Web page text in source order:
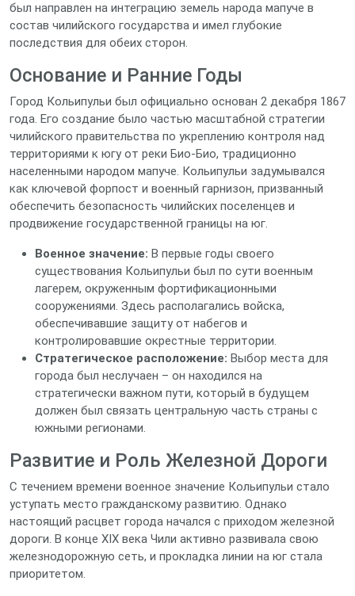
был направлен на интеграцию земель народа мапуче в
состав чилийского государства и имел глубокие
последствия для обеих сторон.
Основание и Ранние Годы
Город Кольипульи был официально основан 2 декабря 1867
года. Его создание было частью масштабной стратегии
чилийского правительства по укреплению контроля над
территориями к югу от реки Био-Био, традиционно
населенными народом мапуче. Кольипульи задумывался
как ключевой форпост и военный гарнизон, призванный
обеспечить безопасность чилийских поселенцев и
продвижение государственной границы на юг.
Военное значение: В первые годы своего
существования Кольипульи был по сути военным
лагерем, окруженным фортификационными
сооружениями. Здесь располагались войска,
обеспечивавшие защиту от набегов и
контролировавшие окрестные территории.
Стратегическое расположение: Выбор места для
города был неслучаен – он находился на
стратегически важном пути, который в будущем
должен был связать центральную часть страны с
южными регионами.
Развитие и Роль Железной Дороги
С течением времени военное значение Кольипульи стало
уступать место гражданскому развитию. Однако
настоящий расцвет города начался с приходом железной
дороги. В конце XIX века Чили активно развивала свою
железнодорожную сеть, и прокладка линии на юг стала
приоритетом.